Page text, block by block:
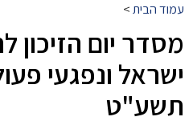
עמוד הבית>
מסדר יום הזיכון
ישראל ונפגעי
תשע"ט